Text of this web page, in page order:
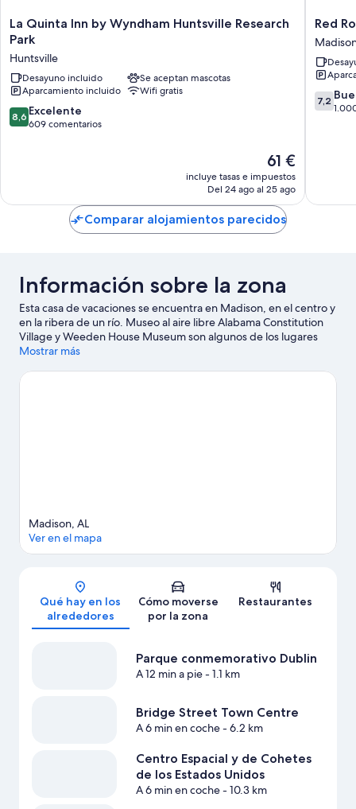
La
Quinta
by
Wyndham
Huntsville
Research
Park
La Quinta Inn by Wyndham Huntsville Research
Park
Huntsville
Desayuno incluido
Se aceptan mascotas
Aparcamiento incluido
Wifi gratis
8.6
sobre
8,6 Excelente
609 comentarios
El
precio
actual
de
61 €
61 €
incluye tasas e impuestos
Del 24 ago al 25 ago
Red
Roof
Inn
PLUS+
-
Madison
Red
7.2
sobre
7,2
Comparar alojamientos parecidos
Información sobre la zona
Esta casa de vacaciones se encuentra en Madison, en el centro y
en la ribera de un río. Museo al aire libre Alabama Constitution
Village y Weeden House Museum son algunos de los lugares
emblemáticos de la región, cuya belleza natural puedes admirar
Preserve. ¿Te apetece disfrutar de un evento especial? Puedes
Mostrar más
Mapa
Madison, AL
Ver en el mapa
Qué hay en los
alrededores
Cómo moverse
por la zona
Restaurantes
Parque conmemorativo Dublin
A 12 min a pie- 1.1 km
Bridge Street Town Centre
A 6 min en coche- 6.2 km
Centro Espacial y de Cohetes
de los Estados Unidos
A 6 min en coche- 10.3 km